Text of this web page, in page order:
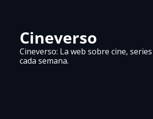
Cineverso
Cineverso: La web sobre cine,
cada semana.